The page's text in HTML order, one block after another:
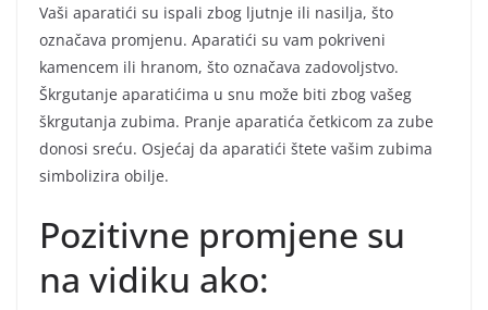
Vaši aparatići su ispali zbog ljutnje ili nasilja, što
označava promjenu. Aparatići su vam pokriveni
kamencem ili hranom, što označava zadovoljstvo.
Škrgutanje aparatićima u snu može biti zbog vašeg
škrgutanja zubima. Pranje aparatića četkicom za zube
donosi sreću. Osjećaj da aparatići štete vašim zubima
simbolizira obilje.
Pozitivne promjene su
na vidiku ako: